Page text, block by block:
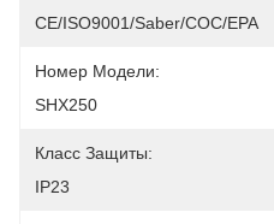
CE/ISO9001/Saber/COC/EPA
Номер Модели:
SHX250
Класс Защиты:
IP23